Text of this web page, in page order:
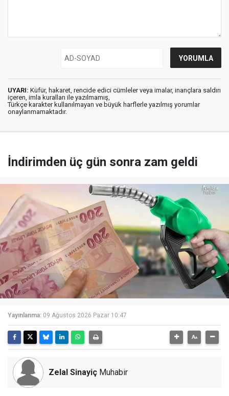
UYARI: Küfür, hakaret, rencide edici cümleler veya imalar, inançlara saldırı
içeren, imla kuralları ile yazılmamış,
Türkçe karakter kullanılmayan ve büyük harflerle yazılmış yorumlar
onaylanmamaktadır.
İndirimden üç gün sonra zam geldi
Yayınlanma: 09 Ağustos 2026 Pazar 10:47
Zelal Sinayiç Muhabir